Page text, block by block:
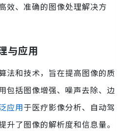
效、准确的图像处理解决方
与应用
法和技术，旨在提高图像的质
包括图像增强、噪声去除、边
应用于医疗影像分析、自动驾
升了图像的解析度和信息量。